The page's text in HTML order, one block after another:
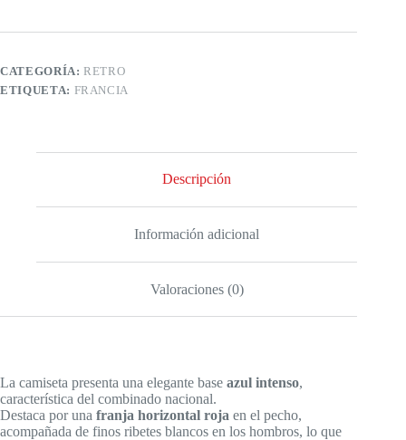
CATEGORÍA:RETRO
ETIQUETA: FRANCIA
Descripción
Información adicional
Valoraciones (0)
La camiseta presenta una elegante base azul intenso,
característica del combinado nacional.
Destaca por una franja horizontal roja en el pecho,
acompañada de finos ribetes blancos en los hombros, lo que